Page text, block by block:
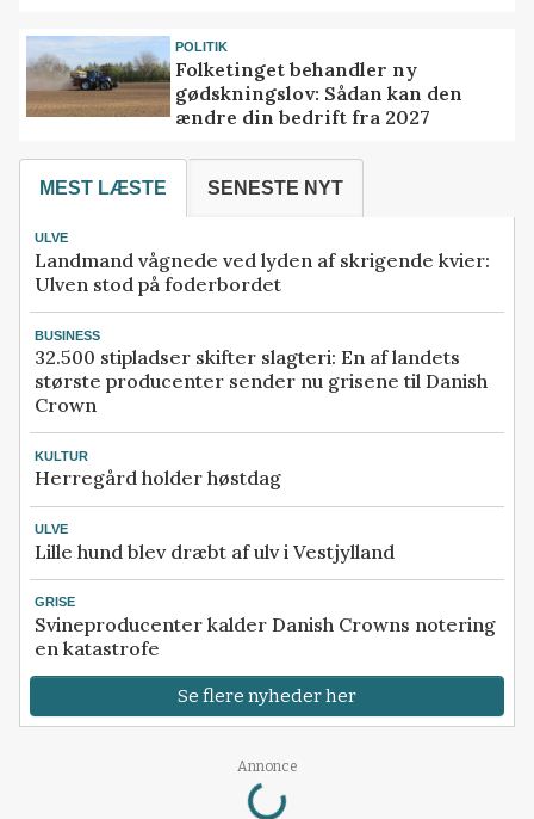
POLITIK
Folketinget behandler ny
gødskningslov: Sådan kan den
ændre din bedrift fra 2027
MEST LÆSTE SENESTE NYT
ULVE
Landmand vågnede ved lyden af skrigende kvier:
Ulven stod på foderbordet
BUSINESS
32.500 stipladser skifter slagteri: En af landets
største producenter sender nu grisene til Danish
Crown
KULTUR
Herregård holder høstdag
ULVE
Lille hund blev dræbt af ulv i Vestjylland
GRISE
Svineproducenter kalder Danish Crowns notering
en katastrofe
Se flere nyheder her
Annonce
Loading...